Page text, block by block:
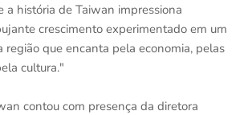
a história de Taiwan impressiona
crescimento experimentado em um
região que encanta pela economia, pelas
cultura."
contou com presença da diretora